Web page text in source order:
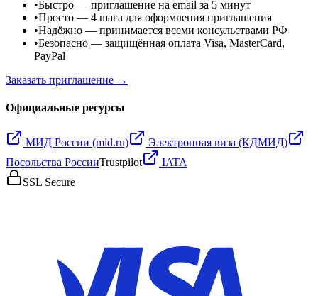
•Быстро — приглашение на email за 5 минут
•Просто — 4 шага для оформления приглашения
•Надёжно — принимается всеми консульствами РФ
•Безопасно — защищённая оплата Visa, MasterCard,
PayPal
Заказать приглашение →
Официальные ресурсы
МИД России (mid.ru)
Электронная виза (КДМИД)
Посольства РоссииTrustpilot
IATA
SSL Secure